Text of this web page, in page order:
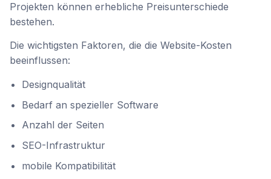
Projekten können erhebliche Preisunterschiede
bestehen.
Die wichtigsten Faktoren, die die Website-Kosten
beeinflussen:
Designqualität
Bedarf an spezieller Software
Anzahl der Seiten
SEO-Infrastruktur
mobile Kompatibilität